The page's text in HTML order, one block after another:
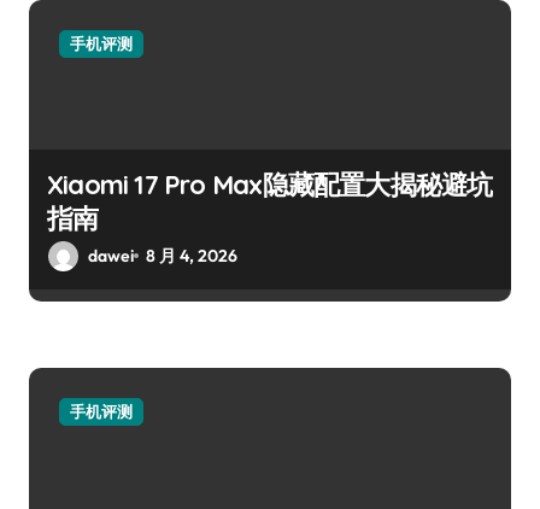
手机评测
Xiaomi 17 Pro Max隐藏配置大揭秘避坑
指南
dawei 8 月 4, 2026
手机评测